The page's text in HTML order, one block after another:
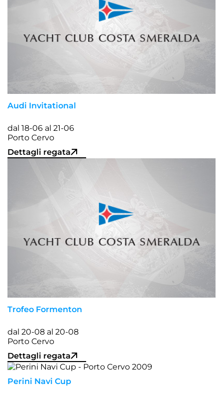
Audi Invitational
dal 18-06 al 21-06
Porto Cervo
Dettagli regata
Trofeo Formenton
dal 20-08 al 20-08
Porto Cervo
Dettagli regata
Perini Navi Cup